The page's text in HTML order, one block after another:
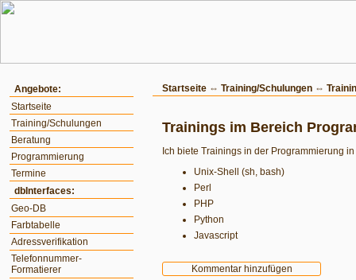
Startseite ⇔ Training/Schulungen ⇔
Trainings im Bereich
Ich biete Trainings in der Programmierung
Unix-Shell (sh, bash)
Perl
PHP
Python
Javascript
Angebote:
Startseite
Training/Schulungen
Beratung
Programmierung
Termine
dbInterfaces:
Geo-DB
Farbtabelle
Adressverifikation
Telefonnummer-
Formatierer